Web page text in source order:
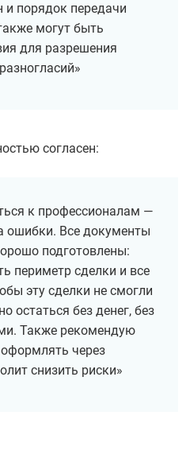
и порядок передачи
могут быть
для разрешения
согласен:
к профессионалам —
ошибки. Все документы
подготовлены:
периметр сделки и все
эту сделки не смогли
остаться без денег, без
Также рекомендую
через
снизить риски»